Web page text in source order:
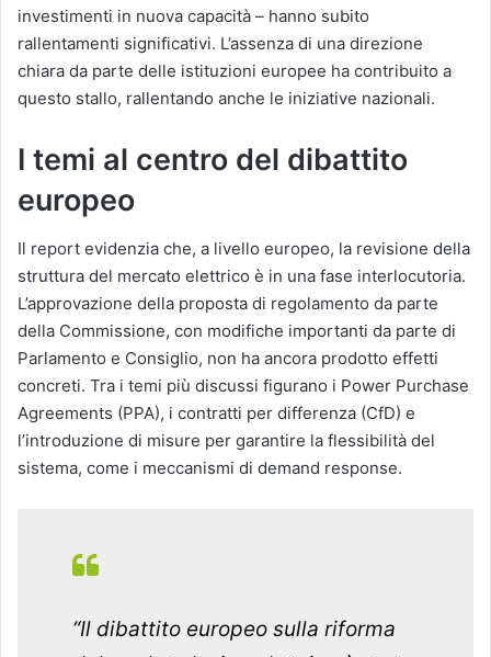
investimenti in nuova capacità – hanno subito
rallentamenti significativi. L’assenza di una direzione
chiara da parte delle istituzioni europee ha contribuito a
questo stallo, rallentando anche le iniziative nazionali.
I temi al centro del dibattito
europeo
Il report evidenzia che, a livello europeo, la revisione della
struttura del mercato elettrico è in una fase interlocutoria.
L’approvazione della proposta di regolamento da parte
della Commissione, con modifiche importanti da parte di
Parlamento e Consiglio, non ha ancora prodotto effetti
concreti. Tra i temi più discussi figurano i Power Purchase
Agreements (PPA), i contratti per differenza (CfD) e
l’introduzione di misure per garantire la flessibilità del
sistema, come i meccanismi di demand response.
“Il dibattito europeo sulla riforma